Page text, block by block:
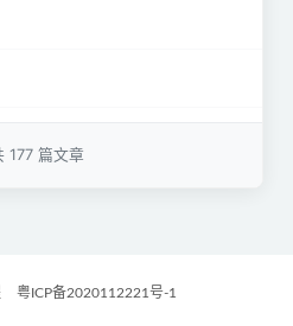
177 篇文章
粤ICP备2020112221号-1